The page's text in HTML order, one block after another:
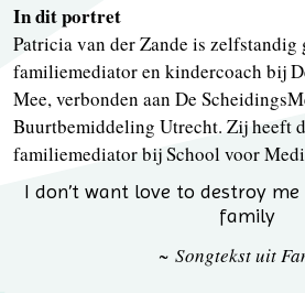
In dit portret
Patricia van der Zande is
familiemediator en kindercoach bij
Mee, verbonden aan De
Buurtbemiddeling Utrecht. Zij heeft
familiemediator bij School voor
I don’t want love to destroy
family
~ Songtekst uit